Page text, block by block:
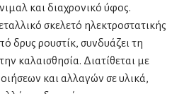
και διαχρονικό ύφος.
σκελετό ηλεκτροστατικής
δρυς ρουστίκ, συνδυάζει τη
καλαισθησία. Διατίθεται με
και αλλαγών σε υλικά,